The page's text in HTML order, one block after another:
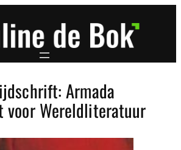
Armada
Wereldliteratuur